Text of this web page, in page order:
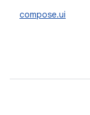
compose.ui